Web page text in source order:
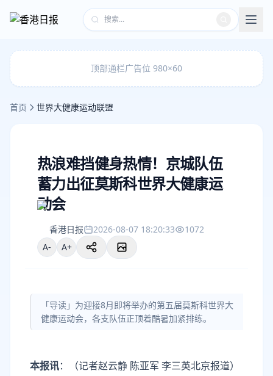
顶部通栏广告位 980×60
首页 世界大健康运动联盟
热浪难挡健身热情！京城队伍
蓄力出征莫斯科世界大健康运
动会
香港日报 2026-08-07 18:20:33
1072
A-
A+
「导读」为迎接8月即将举办的第五届莫斯科世界大
健康运动会，各支队伍正顶着酷暑加紧排练。
本报讯：（记者赵云静 陈亚军 李三英北京报道）